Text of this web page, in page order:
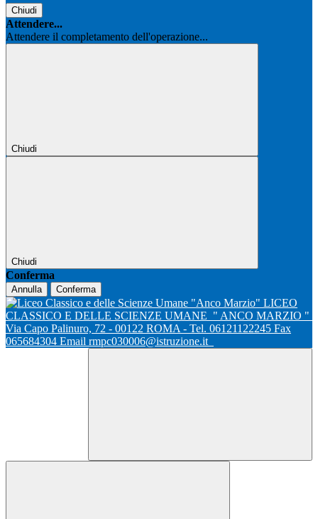
Chiudi
Attendere...
Attendere il completamento dell'operazione...
Chiudi
Chiudi
Conferma
Annulla Conferma
LICEO
CLASSICO E DELLE SCIENZE UMANE " ANCO MARZIO "
Via Capo Palinuro, 72 - 00122 ROMA - Tel. 06121122245 Fax
065684304 Email rmpc030006@istruzione.it